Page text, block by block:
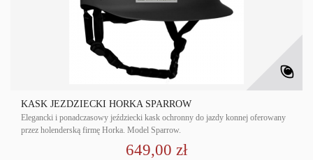
KASK JEŹDZIECKI HORKA SPARROW
Elegancki i ponadczasowy jeździecki kask ochronny do jazdy konnej oferowany
przez holenderską firmę Horka. Model Sparrow.
649,00 zł